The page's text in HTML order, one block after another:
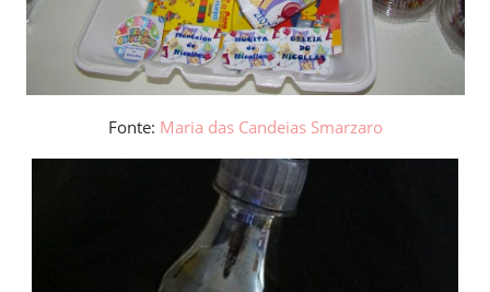
Fonte: Maria das Candeias Smarzaro